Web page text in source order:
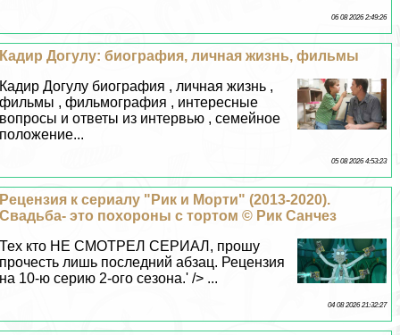
06 08 2026 2:49:26
Кадир Догулу: биография, личная жизнь, фильмы
Кадир Догулу биография , личная жизнь ,
фильмы , фильмография , интересные
вопросы и ответы из интервью , семейное
положение...
05 08 2026 4:53:23
Рецензия к сериалу "Рик и Морти" (2013-2020).
Свадьба- это похороны с тортом © Рик Санчез
Тех кто НЕ СМОТРЕЛ СЕРИАЛ, прошу
прочесть лишь последний абзац. Рецензия
на 10-ю серию 2-ого сезона.' /> ...
04 08 2026 21:32:27